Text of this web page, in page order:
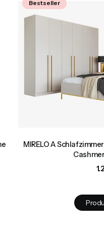
Bestseller
MIRELO A